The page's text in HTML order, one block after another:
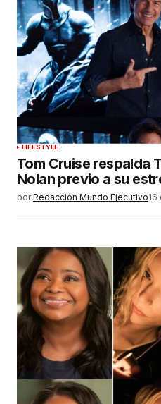
LIFESTYLE
Tom Cruise respalda
Nolan previo a su
por Redacción Mundo Ejecutivo16